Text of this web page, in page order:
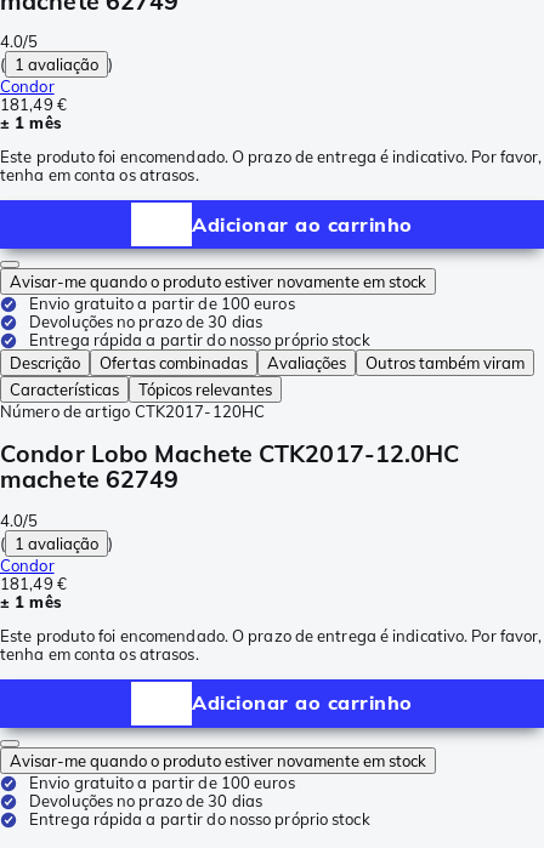
4.0/5
( 1 avaliação )
Condor
181,49 €
± 1 mês
Este produto foi encomendado. O prazo de entrega é indicativo. Por favor,
tenha em conta os atrasos.
Adicionar ao carrinho
Avisar-me quando o produto estiver novamente em stock
Envio gratuito a partir de 100 euros
Devoluções no prazo de 30 dias
Entrega rápida a partir do nosso próprio stock
Descrição
Ofertas combinadas Avaliações
Outros também viram
Características
Tópicos relevantes
Número de artigo CTK2017-120HC
Condor Lobo Machete CTK2017-12.0HC
machete 62749
4.0/5
( 1 avaliação )
Condor
181,49 €
± 1 mês
Este produto foi encomendado. O prazo de entrega é indicativo. Por favor,
tenha em conta os atrasos.
Adicionar ao carrinho
Avisar-me quando o produto estiver novamente em stock
Envio gratuito a partir de 100 euros
Devoluções no prazo de 30 dias
Entrega rápida a partir do nosso próprio stock